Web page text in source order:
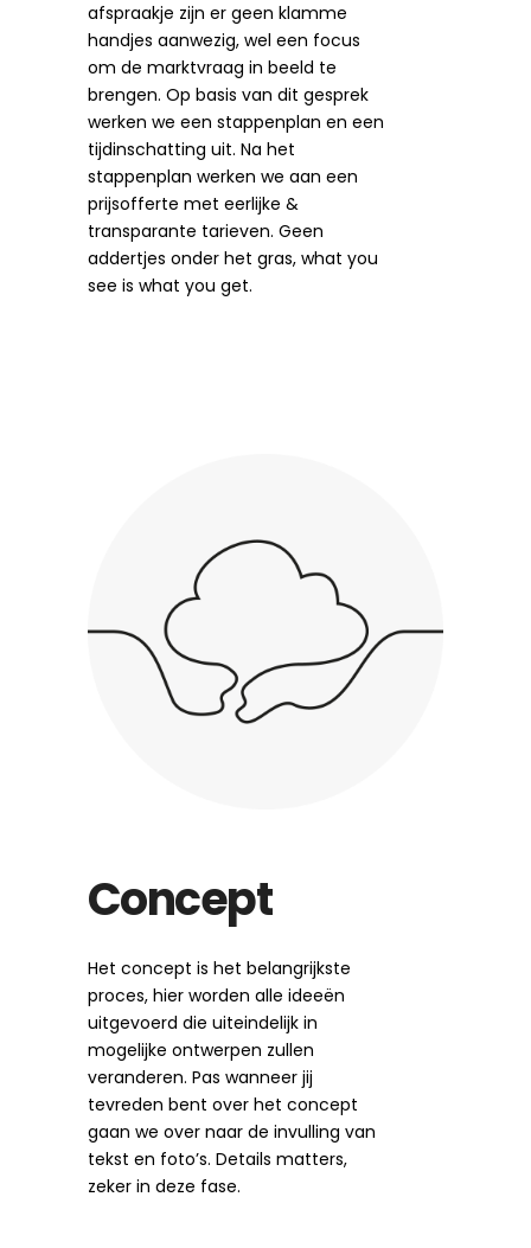
afspraakje zijn er geen klamme
handjes aanwezig, wel een focus
om de marktvraag in beeld te
brengen. Op basis van dit gesprek
werken we een stappenplan en een
tijdinschatting uit. Na het
stappenplan werken we aan een
prijsofferte met eerlijke &
transparante tarieven. Geen
addertjes onder het gras, what you
see is what you get.
Concept
Het concept is het belangrijkste
proces, hier worden alle ideeën
uitgevoerd die uiteindelijk in
mogelijke ontwerpen zullen
veranderen. Pas wanneer jij
tevreden bent over het concept
gaan we over naar de invulling van
tekst en foto’s. Details matters,
zeker in deze fase.